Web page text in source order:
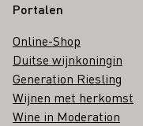
Portalen
Online-Shop
Duitse wijnkoningin
Generation Riesling
Wijnen met herkomst
Wine in Moderation